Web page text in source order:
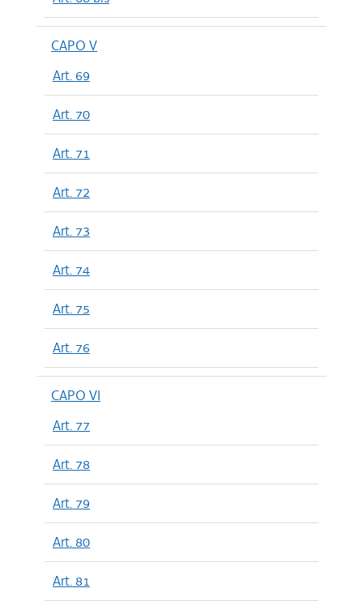
CAPO V
Art. 69
Art. 70
Art. 71
Art. 72
Art. 73
Art. 74
Art. 75
Art. 76
CAPO VI
Art. 77
Art. 78
Art. 79
Art. 80
Art. 81